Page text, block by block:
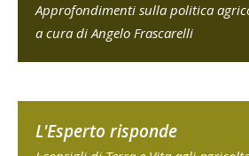
Approfondimenti sulla politica
a cura di Angelo Frascarelli
L'Esperto risponde